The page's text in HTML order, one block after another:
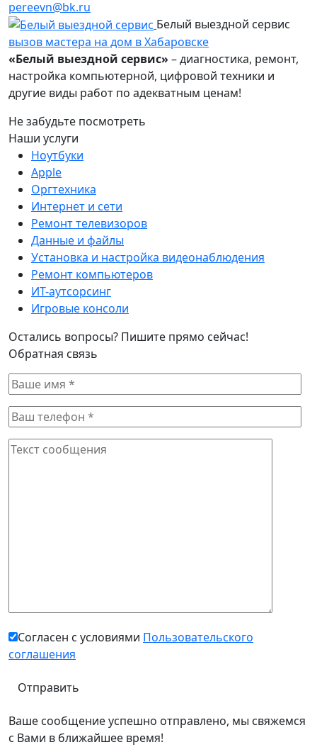
pereevn@bk.ru
Белый выездной сервис
вызов мастера на дом в Хабаровске
«Белый выездной сервис» – диагностика, ремонт,
настройка компьютерной, цифровой техники и
другие виды работ по адекватным ценам!
Не забудьте посмотреть
Наши услуги
Ноутбуки
Apple
Оргтехника
Интернет и сети
Ремонт телевизоров
Данные и файлы
Установка и настройка видеонаблюдения
Ремонт компьютеров
ИТ-аутсорсинг
Игровые консоли
Остались вопросы? Пишите прямо сейчас!
Обратная связь
Согласен с условиями Пользовательского
соглашения
Ваше сообщение успешно отправлено, мы свяжемся
с Вами в ближайшее время!